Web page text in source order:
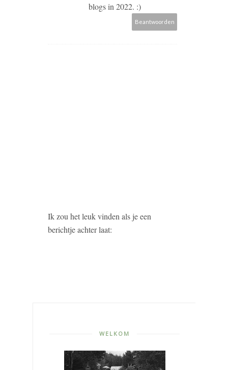
blogs in 2022. :)
Beantwoorden
Ik zou het leuk vinden als je een
berichtje achter laat:
WELKOM